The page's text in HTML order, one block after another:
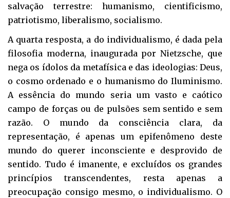
salvação terrestre: humanismo, cientificismo,
patriotismo, liberalismo, socialismo.
A quarta resposta, a do individualismo, é dada pela
filosofia moderna, inaugurada por Nietzsche, que
nega os ídolos da metafísica e das ideologias: Deus,
o cosmo ordenado e o humanismo do Iluminismo.
A essência do mundo seria um vasto e caótico
campo de forças ou de pulsões sem sentido e sem
razão. O mundo da consciência clara, da
representação, é apenas um epifenômeno deste
mundo do querer inconsciente e desprovido de
sentido. Tudo é imanente, e excluídos os grandes
princípios transcendentes, resta apenas a
preocupação consigo mesmo, o individualismo. O